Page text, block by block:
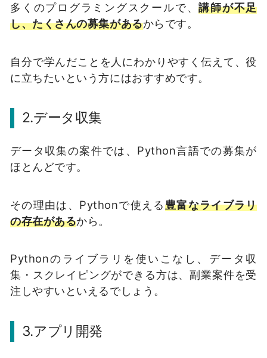
多くのプログラミングスクールで、講師が不足
し、たくさんの募集があるからです。
自分で学んだことを人にわかりやすく伝えて、役
に立ちたいという方にはおすすめです。
2.データ収集
データ収集の案件では、Python言語での募集が
ほとんどです。
その理由は、Pythonで使える豊富なライブラリ
の存在があるから。
Pythonのライブラリを使いこなし、データ収
集・スクレイピングができる方は、副業案件を受
注しやすいといえるでしょう。
3.アプリ開発